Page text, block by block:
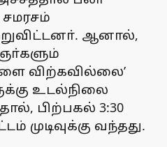
ஆனால்,
விற்கவில்லை’
உடல்நிலை
பிற்பகல் 3:30
முடிவுக்கு வந்தது.